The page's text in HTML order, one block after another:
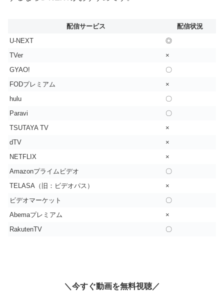
配信サービス
配信状況
U-NEXT
◎
TVer
×
GYAO!
〇
FODプレミアム
×
hulu
〇
Paravi
〇
TSUTAYA TV
×
dTV
×
NETFLIX
×
Amazonプライムビデオ
〇
TELASA（旧：ビデオパス）
×
ビデオマーケット
〇
Abemaプレミアム
×
RakutenTV
〇
＼今すぐ動画を無料視聴／